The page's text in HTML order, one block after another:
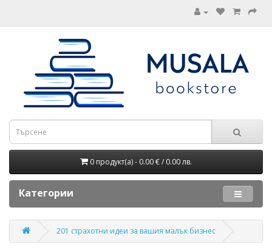
0 продукт(а) - 0.00 € / 0.00 лв.
Категории
201 страхотни идеи за вашия малък бизнес